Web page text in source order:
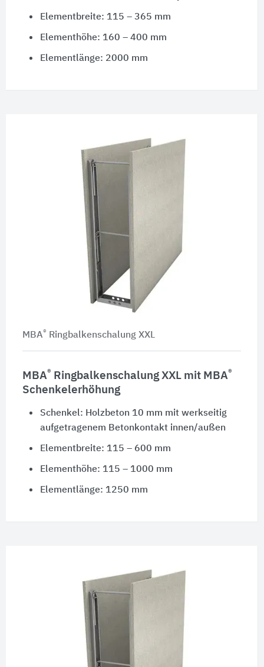
Elementbreite: 115 – 365 mm
Elementhöhe: 160 – 400 mm
Elementlänge: 2000 mm
MBA® Ringbalkenschalung XXL
MBA® Ringbalkenschalung XXL mit MBA®
Schenkelerhöhung
Schenkel: Holzbeton 10 mm mit werkseitig
aufgetragenem Betonkontakt innen/außen
Elementbreite: 115 – 600 mm
Elementhöhe: 115 – 1000 mm
Elementlänge: 1250 mm